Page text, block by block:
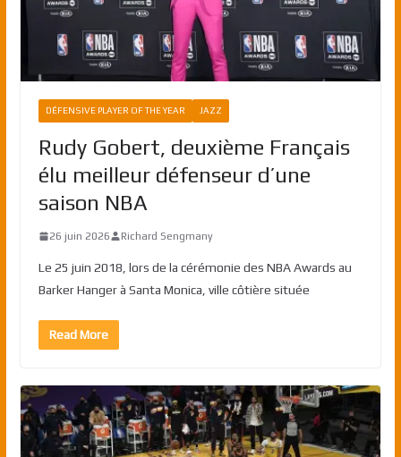
DÉFENSIVE PLAYER OF THE YEAR JAZZ
Rudy Gobert, deuxième Français
élu meilleur défenseur d’une
saison NBA
26 juin 2026 Richard Sengmany
Le 25 juin 2018, lors de la cérémonie des NBA Awards au
Barker Hanger à Santa Monica, ville côtière située
Read More